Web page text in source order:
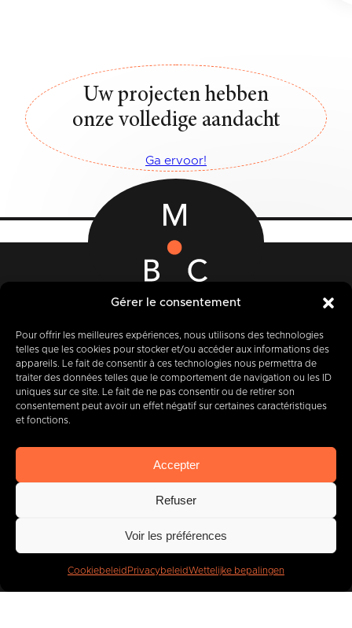
Gérer le consentement
Pour offrir les meilleures expériences, nous utilisons des technologies
telles que les cookies pour stocker et/ou accéder aux informations des
appareils. Le fait de consentir à ces technologies nous permettra de
traiter des données telles que le comportement de navigation ou les ID
uniques sur ce site. Le fait de ne pas consentir ou de retirer son
consentement peut avoir un effet négatif sur certaines caractéristiques
et fonctions.
Accepter
Refuser
Voir les préférences
Cookiebeleid PrivacybeleidWettelijke bepalingen
Uw projecten hebben
onze volledige aandacht
Ga ervoor!
Rue des Quatre Fils Aymon, 12-14
+32 (0) 65 39 95 70
info@imbc.be
Vandaag, partnervan
400bedrijven.